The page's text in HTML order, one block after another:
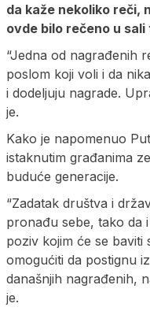
da kaže nekoliko reči,
ovde bilo rečeno u
“Jedna od nagrađenih
poslom koji voli i da
i dodeljuju nagrade.
je.
Kako je napomenuo
istaknutim građanima
buduće generacije.
“Zadatak društva i
pronađu sebe, tako da
poziv kojim će se baviti
omogućiti da postignu
današnjih nagrađenih,
je.